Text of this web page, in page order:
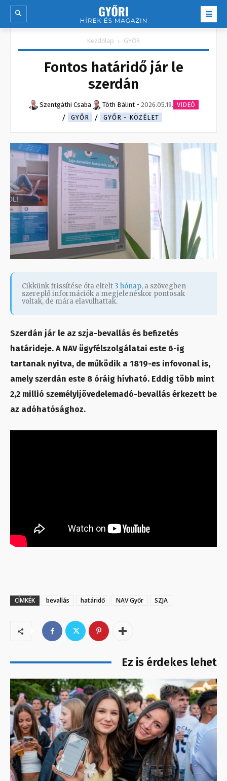
Kezdőlap GYŐR
Fontos határidő jár le
szerdán
Szentgáthi Csaba Tóth Bálint - 2026.05.19. VIDEÓ
GYŐR
GYŐR - KÖZÉLET
Cikkünk frissítése óta eltelt 3 hónap, a szövegben
szereplő információk a megjelenéskor pontosak
voltak, de mára elavulhattak.
Szerdán jár le az szja-bevallás és befizetés
határideje. A NAV ügyfélszolgálatai este 6-ig
tartanak nyitva, de működik a 1819-es infovonal is,
amely szerdán este 8 óráig hívható. Eddig több mint
2,2 millió személyijövedelemadó-bevallás érkezett be
az adóhatósághoz.
CÍMKÉK bevallás határidő NAV Győr SZJA
Ez is érdekes lehet